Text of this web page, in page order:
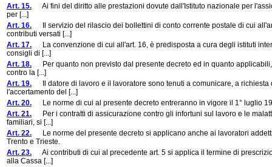
Art. 15. Ai fini del diritto alle prestazioni dovute dall'Istituto nazionale per
per [...]
Art. 16. Il servizio del rilascio dei bollettini di conto corrente postale di cui
contributi versati [...]
Art. 17. La convenzione di cui all'art. 16, è predisposta a cura degli istituti
consigli di [...]
Art. 18. Per quanto non previsto dal presente decreto ed in quanto
contro la [...]
Art. 19. Il datore di lavoro e il lavoratore sono tenuti a comunicare, a
l'accertamento del [...]
Art. 20. Le norme di cui al presente decreto entreranno in vigore il 1° luglio
Art. 21. Per i contratti di assicurazione contro gli infortuni sul lavoro e le
familiari, si [...]
Art. 22. Le norme del presente decreto si applicano anche ai lavoratori
Trento e Trieste.
Art. 23. Ai contributi di cui al precedente art. 5 si applica il termine di
alla Cassa [...]